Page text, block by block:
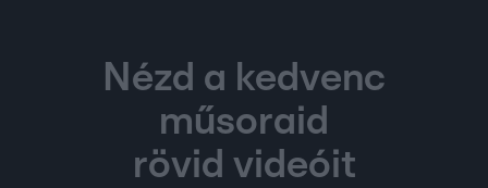
Nézd a kedvenc
műsoraid
rövid videóit